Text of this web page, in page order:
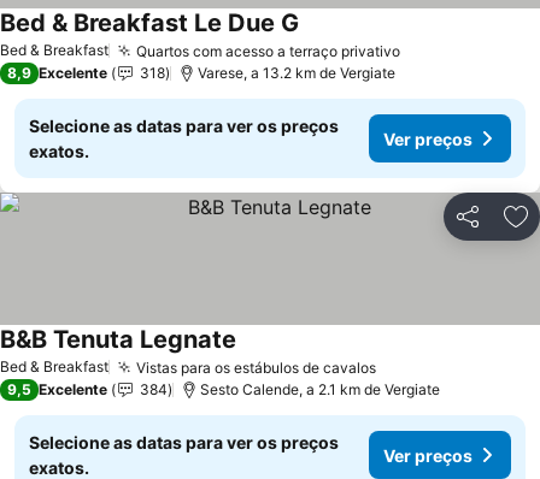
Bed & Breakfast Quartos com acesso a terraço privativoVer preços
Bed & Breakfast Le Due G
8,9 Excelente 318 Varese, a 13.2 km de Vergiate
Selecione as datas para ver os preços
exatos.
Ver preços
Partilhar
Bed & Breakfast Vistas para os estábulos de cavalosVer preços
B&B Tenuta Legnate
9,5 Excelente 384 Sesto Calende, a 2.1 km de Vergiate
Selecione as datas para ver os preços
exatos.
Ver preços